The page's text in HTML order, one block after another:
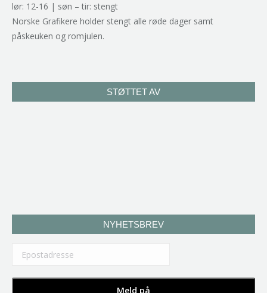
lør: 12-16 | søn – tir: stengt
Norske Grafikere holder stengt alle røde dager samt
påskeuken og romjulen.
STØTTET AV
NYHETSBREV